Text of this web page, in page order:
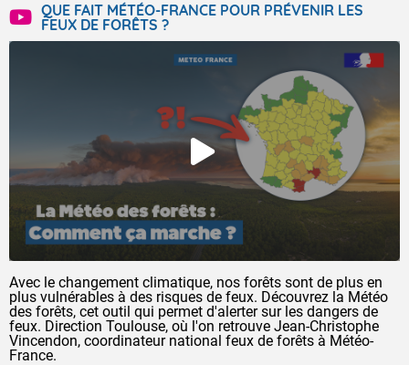
QUE FAIT MÉTÉO-FRANCE POUR PRÉVENIR LES
FEUX DE FORÊTS ?
Avec le changement climatique, nos forêts sont de plus en
plus vulnérables à des risques de feux. Découvrez la Météo
des forêts, cet outil qui permet d'alerter sur les dangers de
feux. Direction Toulouse, où l'on retrouve Jean-Christophe
Vincendon, coordinateur national feux de forêts à Météo-
France.